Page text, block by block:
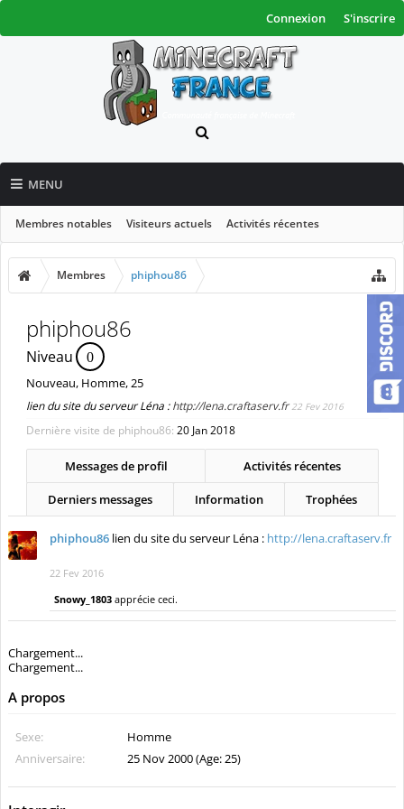
Connexion S'inscrire
MENU
Membres notables Visiteurs actuels Activités récentes
Nouveaux messages de profil
Membres
phiphou86
phiphou86
Niveau 0
Nouveau, Homme, 25
lien du site du serveur Léna :http://lena.craftaserv.fr 22 Fev 2016
Dernière visite de phiphou86: 20 Jan 2018
Messages de profil Activités récentes
Derniers messages Information Trophées
phiphou86 lien du site du serveur Léna : http://lena.craftaserv.fr
22 Fev 2016
Snowy_1803 apprécie ceci.
Chargement...
Chargement...
A propos
Sexe:
Homme
Anniversaire:
25 Nov 2000 (Age: 25)